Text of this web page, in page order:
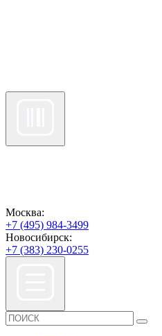
Москва:
+7 (495) 984-3499
Новосибирск:
+7 (383) 230-0255